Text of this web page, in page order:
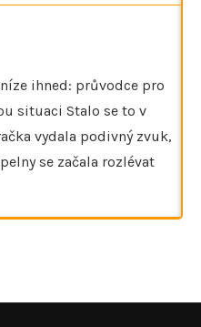
ihned: průvodce pro
situaci Stalo se to v
vydala podivný zvuk,
se začala rozlévat